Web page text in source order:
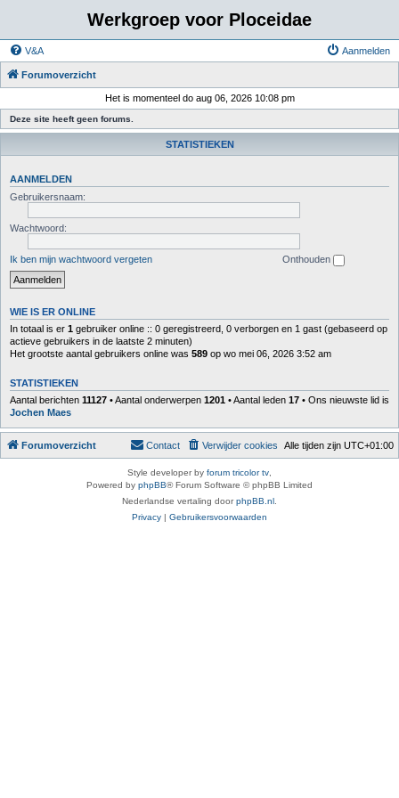
Werkgroep voor Ploceidae
V&A Aanmelden
Forumoverzicht
Het is momenteel do aug 06, 2026 10:08 pm
Deze site heeft geen forums.
STATISTIEKEN
AANMELDEN
Gebruikersnaam:
Wachtwoord:
Ik ben mijn wachtwoord vergeten Onthouden
WIE IS ER ONLINE
In totaal is er 1 gebruiker online :: 0 geregistreerd, 0 verborgen en 1 gast (gebaseerd op
actieve gebruikers in de laatste 2 minuten)
Het grootste aantal gebruikers online was 589 op wo mei 06, 2026 3:52 am
STATISTIEKEN
Aantal berichten 11127 • Aantal onderwerpen 1201 • Aantal leden 17 • Ons nieuwste lid is
Jochen Maes
Forumoverzicht Alle tijden zijn UTC+01:00
Verwijder cookies
Contact
Style developer by forum tricolor tv
Powered by phpBB® Forum Software © phpBB Limited
Nederlandse vertaling doorphpBB.nl
Privacy | Gebruikersvoorwaarden